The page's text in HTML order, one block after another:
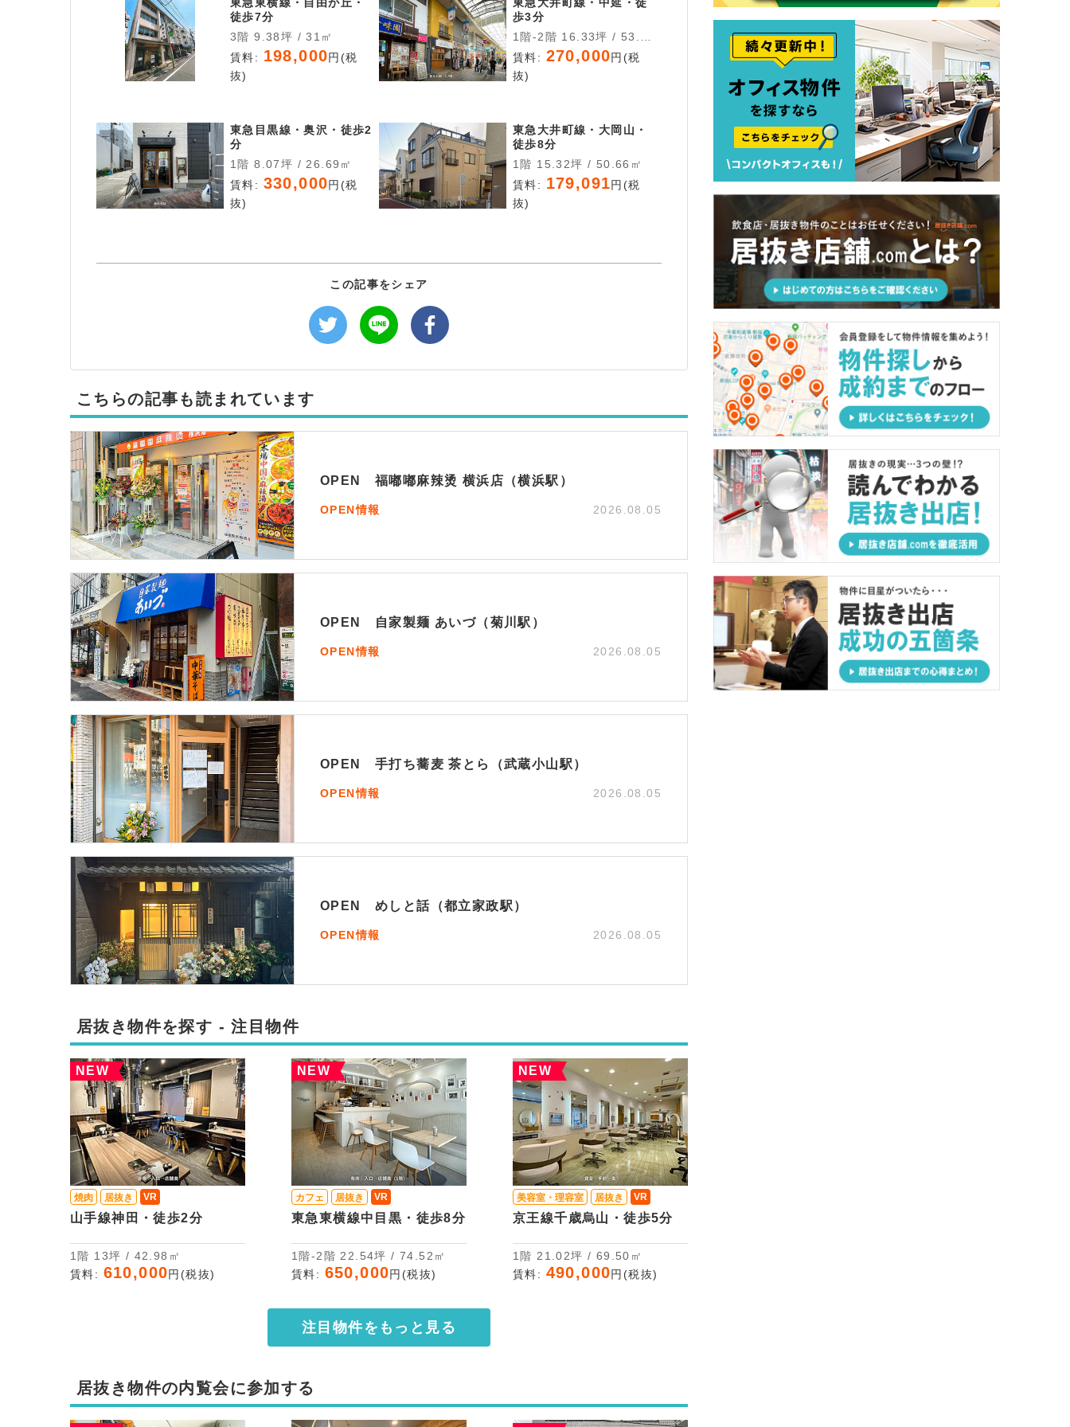
東急東横線・自由が丘・
徒歩7分
3階 9.38坪 / 31㎡
賃料: 198,000円(税
抜)
東急大井町線・中延・徒
歩3分
1階-2階 16.33坪 / 53.97
㎡
賃料: 270,000円(税
抜)
東急目黒線・奥沢・徒歩2
分
1階 8.07坪 / 26.69㎡
賃料: 330,000円(税
抜)
東急大井町線・大岡山・
徒歩8分
1階 15.32坪 / 50.66㎡
賃料: 179,091円(税
抜)
この記事をシェア
こちらの記事も読まれています
OPEN 福嘟嘟麻辣烫 横浜店（横浜駅）
OPEN情報 2026.08.05
OPEN 自家製麺 あいづ（菊川駅）
OPEN情報 2026.08.05
OPEN 手打ち蕎麦 茶とら（武蔵小山駅）
OPEN情報 2026.08.05
OPEN めしと話（都立家政駅）
OPEN情報 2026.08.05
居抜き物件を探す - 注目物件
NEW
焼肉 居抜き VR
山手線神田・徒歩2分
1階 13坪 / 42.98㎡
賃料: 610,000円(税抜)
NEW
カフェ 居抜き VR
東急東横線中目黒・徒歩8分
1階-2階 22.54坪 / 74.52㎡
賃料: 650,000円(税抜)
NEW
美容室・理容室 居抜き VR
京王線千歳烏山・徒歩5分
1階 21.02坪 / 69.50㎡
賃料: 490,000円(税抜)
注目物件をもっと見る
居抜き物件の内覧会に参加する